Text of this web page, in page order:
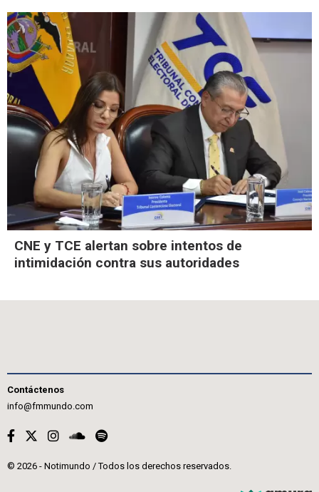
CNE y TCE alertan sobre intentos de
intimidación contra sus autoridades
Contáctenos
info@fmmundo.com
© 2026 - Notimundo / Todos los derechos reservados.